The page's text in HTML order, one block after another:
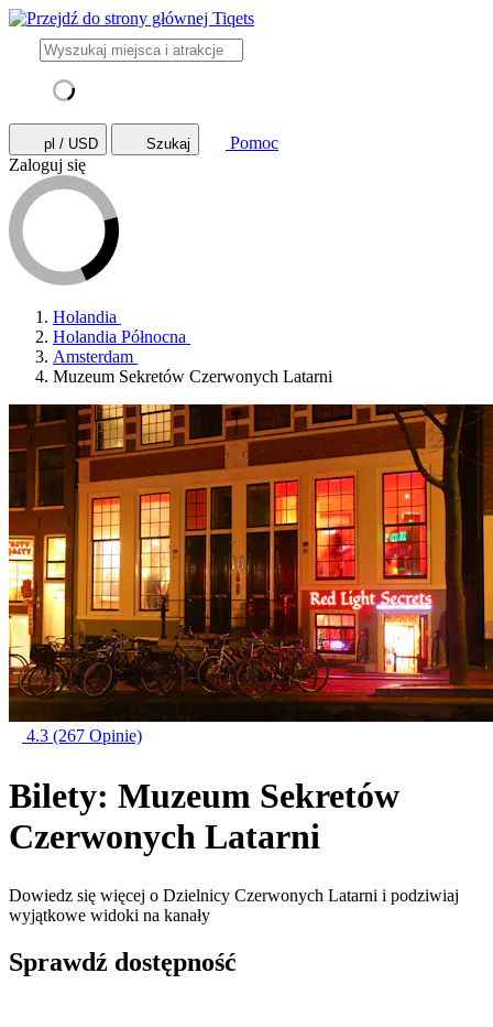
pl / USD Szukaj
Pomoc
Zaloguj się
Holandia
Holandia Północna
Amsterdam
Muzeum Sekretów Czerwonych Latarni
4.3 (267 Opinie)
Bilety: Muzeum Sekretów
Czerwonych Latarni
Dowiedz się więcej o Dzielnicy Czerwonych Latarni i podziwiaj
wyjątkowe widoki na kanały
Sprawdź dostępność